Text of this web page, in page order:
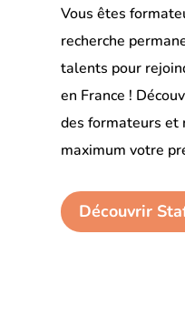
Vous êtes
recherche
talents pour
en France !
des formateurs et
maximum votre
Découvrir